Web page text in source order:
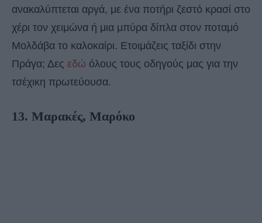
ανακαλύπτεται αργά, με ένα ποτήρι ζεστό κρασί στο
χέρι τον χειμώνα ή μια μπύρα δίπλα στον ποταμό
Μολδάβα το καλοκαίρι. Ετοιμάζεις ταξίδι στην
Πράγα; Δες εδώ όλους τους οδηγούς μας για την
τσέχικη πρωτεύουσα.
13. Μαρακές, Μαρόκο